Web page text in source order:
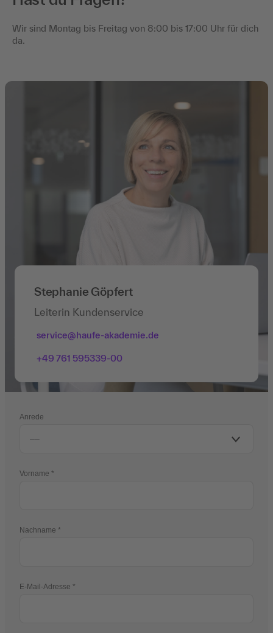
Wir sind Montag bis Freitag von 8:00 bis 17:00 Uhr für dich
da.
Stephanie Göpfert
Leiterin Kundenservice
service@haufe-akademie.de
+49 761 595339-00
Anrede
Vorname
Nachname
E-Mail-Adresse